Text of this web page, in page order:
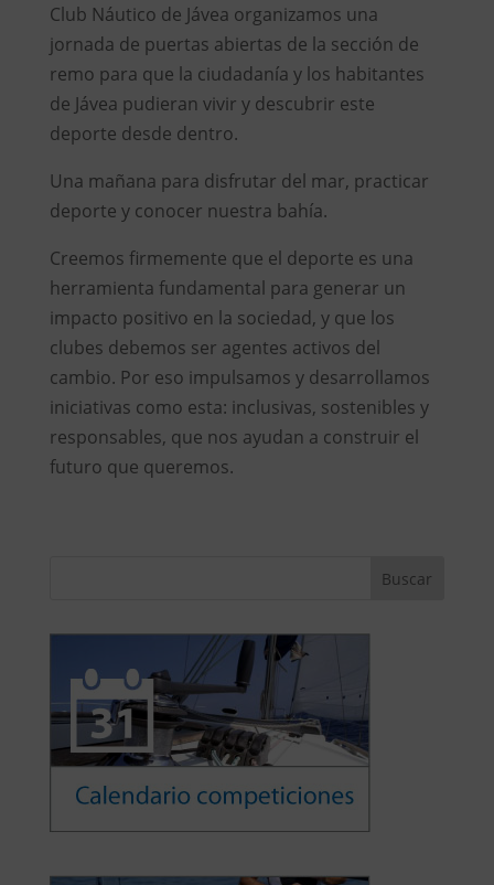
Club Náutico de Jávea organizamos una
jornada de puertas abiertas de la sección de
remo para que la ciudadanía y los habitantes
de Jávea pudieran vivir y descubrir este
deporte desde dentro.
Una mañana para disfrutar del mar, practicar
deporte y conocer nuestra bahía.
Creemos firmemente que el deporte es una
herramienta fundamental para generar un
impacto positivo en la sociedad, y que los
clubes debemos ser agentes activos del
cambio. Por eso impulsamos y desarrollamos
iniciativas como esta: inclusivas, sostenibles y
responsables, que nos ayudan a construir el
futuro que queremos.